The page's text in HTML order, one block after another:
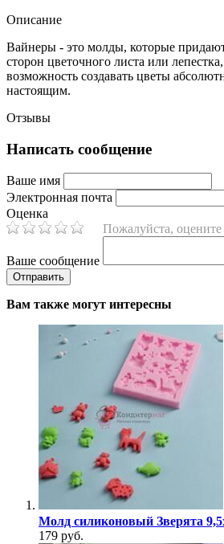
Описание
Вайнеры - это молды, которые
сторон цветочного листа или
возможность создавать цветы
настоящим.
Отзывы
Написать сообщение
Ваше имя
Электронная почта
Оценка
Пожалуйста,
Ваше сообщение
Вам также могут интересны
Молд силиконовый Зверята
179 руб.